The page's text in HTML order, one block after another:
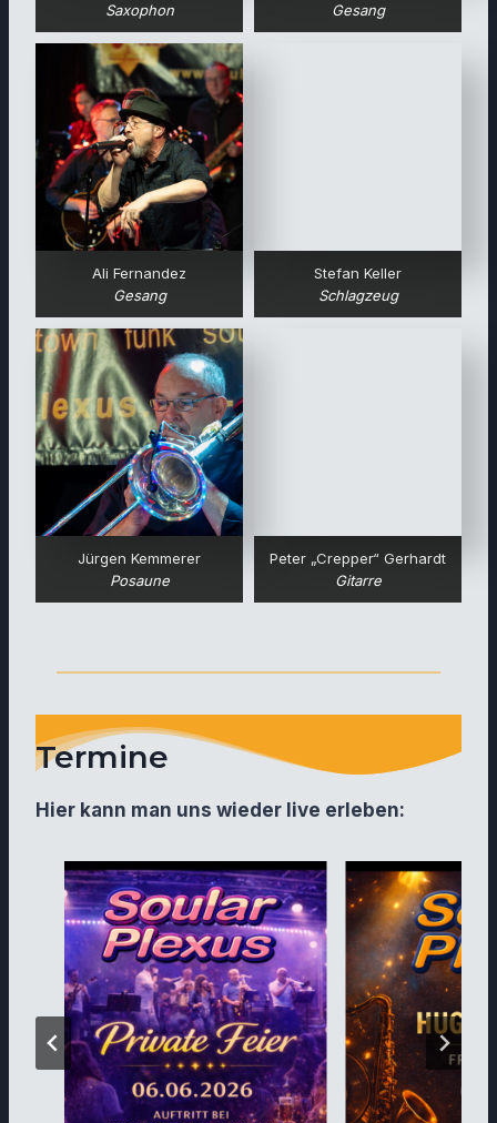
Saxophon Gesang
Ali Fernandez
Gesang
Stefan Keller
Schlagzeug
Jürgen Kemmerer
Posaune
Peter „Crepper“ Gerhardt
Gitarre
Termine
Hier kann man uns wieder live erleben: